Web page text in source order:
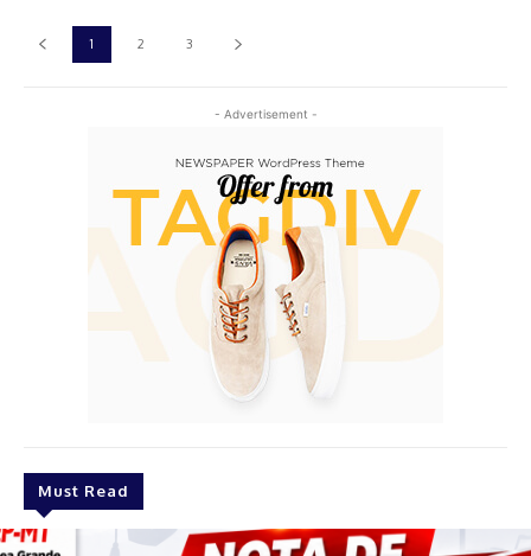
- Advertisement -
Must Read
1 2 3